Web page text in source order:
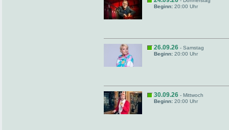
Beginn: 20:00 Uhr
26.09.26 - Samstag
Beginn: 20:00 Uhr
30.09.26 - Mittwoch
Beginn: 20:00 Uhr